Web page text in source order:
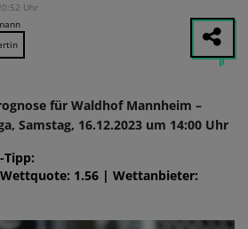
Uhr
für Waldhof Mannheim –
Samstag, 16.12.2023 um 14:00 Uhr
1.56 | Wettanbieter: